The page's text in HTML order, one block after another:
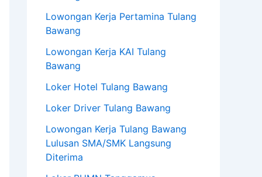
Lowongan Kerja Pertamina Tulang
Bawang
Lowongan Kerja KAI Tulang
Bawang
Loker Hotel Tulang Bawang
Loker Driver Tulang Bawang
Lowongan Kerja Tulang Bawang
Lulusan SMA/SMK Langsung
Diterima